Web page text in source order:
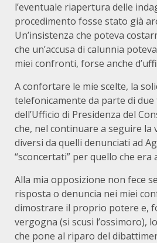
l’eventuale riapertura delle
procedimento fosse stato già
Un’insistenza che poteva
che un’accusa di calunnia
miei confronti, forse anche
A confortare le mie scelte, la
telefonicamente da parte di
dell’Ufficio di Presidenza del
che, nel continuare a seguire la
diversi da quelli denunciati ad
“sconcertati” per quello che era
Alla mia opposizione non fece
risposta o denuncia nei miei
dimostrare il proprio potere e,
vergogna (si scusi l’ossimoro),
che pone al riparo del